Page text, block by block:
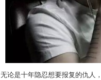
无论是十年隐忍想要报复的仇人